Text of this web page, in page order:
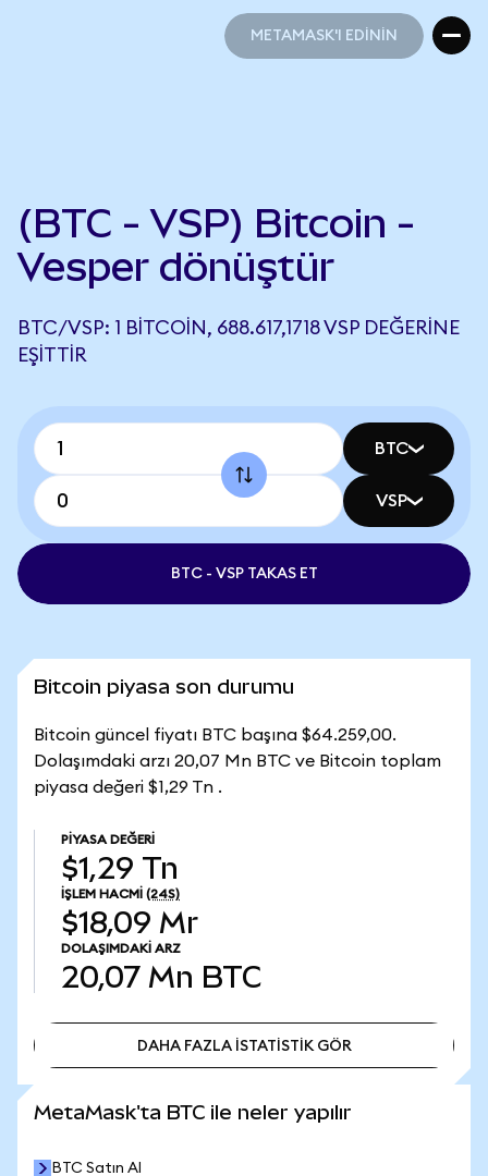
METAMASK'I EDİNİN
(BTC - VSP) Bitcoin -
Vesper dönüştür
BTC/VSP: 1 BITCOIN, 688.617,1718 VSP DEĞERINE
EŞITTIR
BTC
VSP
BTC - VSP TAKAS ET
Bitcoin piyasa son durumu
Bitcoin güncel fiyatı BTC başına $64.259,00.
Dolaşımdaki arzı 20,07 Mn BTC ve Bitcoin toplam
piyasa değeri $1,29 Tn .
PIYASA DEĞERI
$1,29 Tn
İŞLEM HACMI (24S)
$18,09 Mr
DOLAŞIMDAKI ARZ
20,07 Mn BTC
DAHA FAZLA İSTATİSTİK GÖR
MetaMask'ta BTC ile neler yapılır
BTC Satın Al